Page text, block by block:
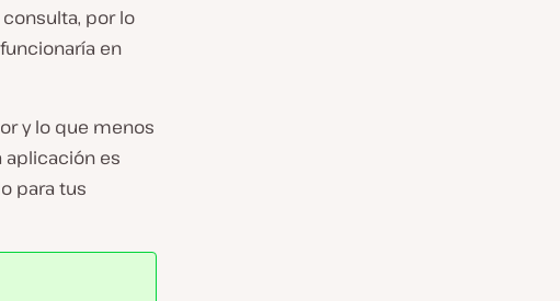
por lo
en
y lo que menos
aplicación es
para tus